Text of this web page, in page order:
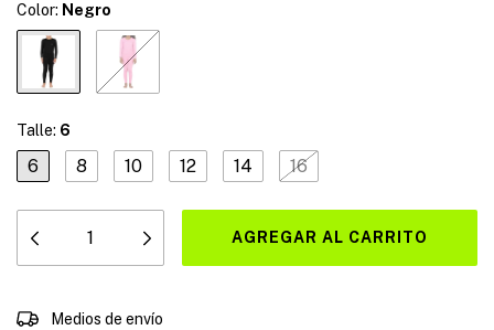
Color: Negro
Talle: 6
6 8 10 12 14 16
Entregas para el CP:
Medios de envío